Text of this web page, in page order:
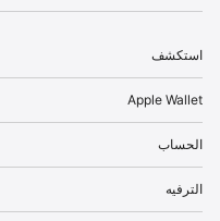
r
p
l
e
استكشف
Apple Wallet
الحساب
الترفيه